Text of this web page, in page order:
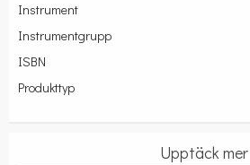
Instrument
Instrumentgrupp
ISBN
Produkttyp
Upptäck mer